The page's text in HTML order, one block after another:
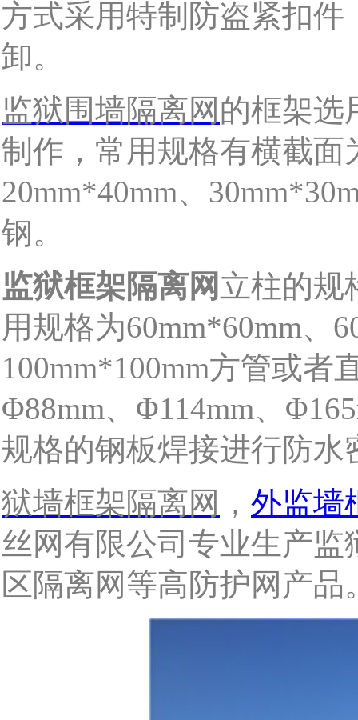
方式采用特制防盗紧扣
卸。
监狱围墙隔离网 的框架选
制作，常用规格有横截面
20mm*40mm、
钢。
监狱框架隔离网 立柱的规
用规格为60mm*60mm、
100mm*100mm方管或者
Φ88mm、Φ114mm、Φ
规格的钢板焊接进行防水
狱墙框架隔离网 ， 外监墙
丝网有限公司专业生产
区隔离网等高防护网产品